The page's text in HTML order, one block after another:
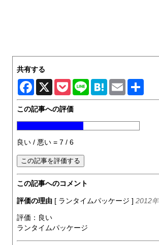
共有する
Facebook
X PocketLine HatenaEmail
この記事への評価
良い / 悪い = 7 / 6
この記事へのコメント
評価の理由 [ ランタイムパッケージ ] 2012
評価：良い
ランタイムパッケージ